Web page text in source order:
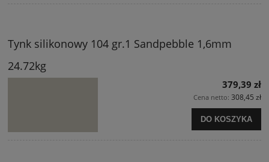
Tynk silikonowy 104 gr.1 Sandpebble 1,6mm
24.72kg
379,39 zł
Cena netto: 308,45 zł
DO KOSZYKA